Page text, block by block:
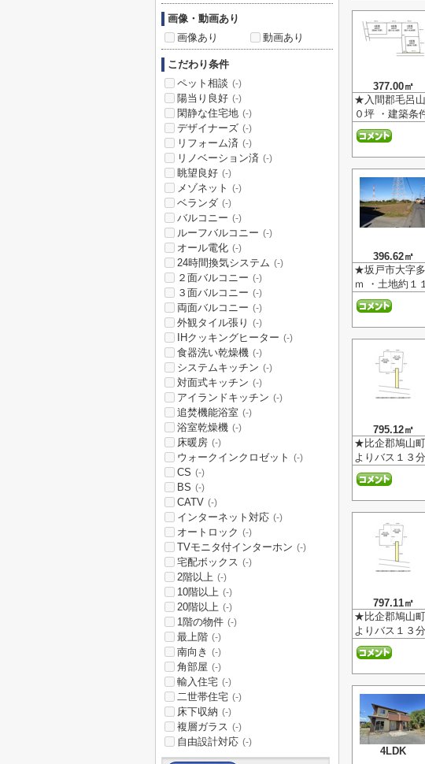
377.00㎡
★入間郡毛呂
０坪 ・建築条
396.62㎡
★坂戸市大字
ｍ ・土地約１
795.12㎡
★比企郡鳩山
よりバス１３
797.11㎡
★比企郡鳩山
よりバス１３
4LDK
画像・動画あり
画像あり
動画あり
こだわり条件
ペット相談 (-)
陽当り良好 (-)
閑静な住宅地 (-)
デザイナーズ (-)
リフォーム済 (-)
リノベーション済 (-)
眺望良好 (-)
メゾネット (-)
ベランダ (-)
バルコニー (-)
ルーフバルコニー (-)
オール電化 (-)
24時間換気システム (-)
２面バルコニー (-)
３面バルコニー (-)
両面バルコニー (-)
外観タイル張り (-)
IHクッキングヒーター (-)
食器洗い乾燥機 (-)
システムキッチン (-)
対面式キッチン (-)
アイランドキッチン (-)
追焚機能浴室 (-)
浴室乾燥機 (-)
床暖房 (-)
ウォークインクロゼット (-)
CS (-)
BS (-)
CATV (-)
インターネット対応 (-)
オートロック (-)
TVモニタ付インターホン (-)
宅配ボックス (-)
2階以上 (-)
10階以上 (-)
20階以上 (-)
1階の物件 (-)
最上階 (-)
南向き (-)
角部屋 (-)
輸入住宅 (-)
二世帯住宅 (-)
床下収納 (-)
複層ガラス (-)
自由設計対応 (-)